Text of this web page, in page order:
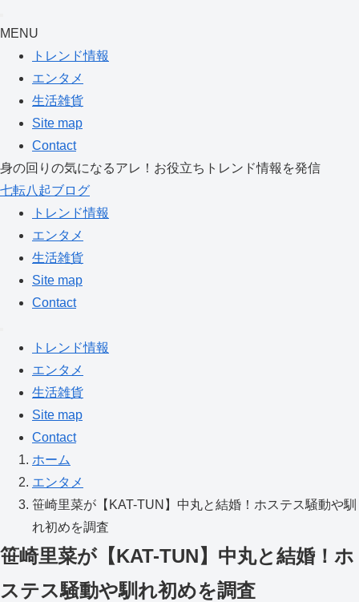
MENU
トレンド情報
エンタメ
生活雑貨
Site map
Contact
身の回りの気になるアレ！お役立ちトレンド情報を発信
七転八起ブログ
トレンド情報
エンタメ
生活雑貨
Site map
Contact
トレンド情報
エンタメ
生活雑貨
Site map
Contact
ホーム
エンタメ
笹崎里菜が【KAT-TUN】中丸と結婚！ホステス騒動や馴
れ初めを調査
笹崎里菜が【KAT-TUN】中丸と結婚！ホ
ステス騒動や馴れ初めを調査